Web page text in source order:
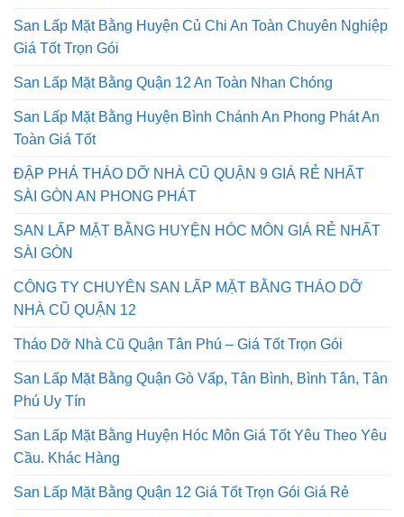
San Lấp Mặt Bằng Huyện Củ Chi An Toàn Chuyên Nghiệp
Giá Tốt Trọn Gói
San Lấp Mặt Bằng Quận 12 An Toàn Nhan Chóng
San Lấp Mặt Bằng Huyện Bình Chánh An Phong Phát An
Toàn Giá Tốt
ĐẬP PHÁ THÁO DỠ NHÀ CŨ QUẬN 9 GIÁ RẺ NHẤT
SÀI GÒN AN PHONG PHÁT
SAN LẤP MẶT BẰNG HUYỆN HÓC MÔN GIÁ RẺ NHẤT
SÀI GÒN
CÔNG TY CHUYÊN SAN LẤP MẶT BẰNG THÁO DỠ
NHÀ CŨ QUẬN 12
Tháo Dỡ Nhà Cũ Quận Tân Phú – Giá Tốt Trọn Gói
San Lấp Mặt Bằng Quận Gò Vấp, Tân Bình, Bình Tân, Tân
Phú Uy Tín
San Lấp Mặt Bằng Huyện Hóc Môn Giá Tốt Yêu Theo Yêu
Cầu. Khác Hàng
San Lấp Mặt Bằng Quận 12 Giá Tốt Trọn Gói Giá Rẻ